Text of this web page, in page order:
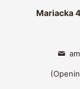
Mariacka